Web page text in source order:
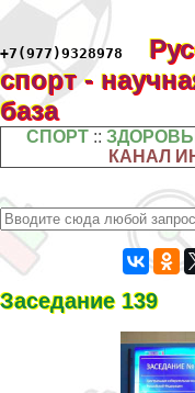
+7(977)9328978
спорт -
база
СПОРТ ::
КАНАЛ
Заседание 139